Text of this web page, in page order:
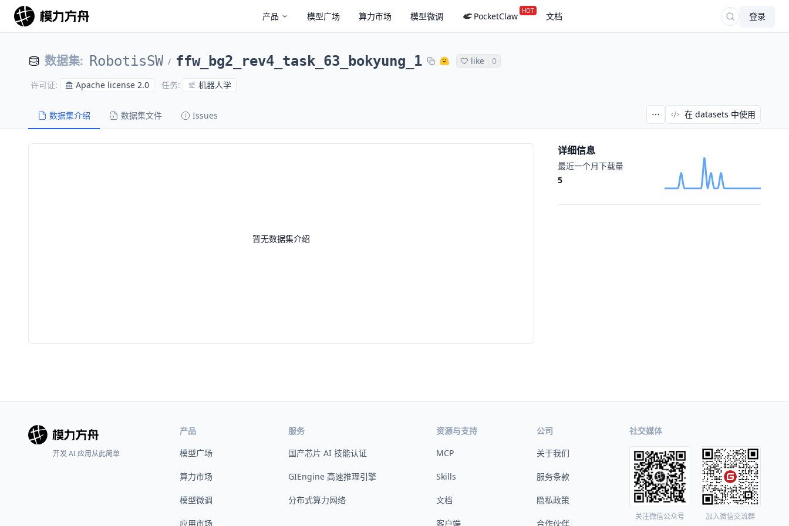
产品 模型广场 算力市场 模型微调 PocketClaw HOT 文档 登录
数据集: RobotisSW / ffw_bg2_rev4_task_63_bokyung_1 like 0
许可证: Apache license 2.0 任务: 机器人学
数据集介绍 数据集文件 Issues 在 datasets 中使用
暂无数据集介绍
详细信息
最近一个月下载量
5
开发 AI 应用从此简单
产品
模型广场
算力市场
模型微调
应用市场
服务
国产芯片 AI 技能认证
GIEngine 高速推理引擎
分布式算力网络
资源与支持
MCP
Skills
文档
客户端
公司
关于我们
服务条款
隐私政策
合作伙伴
社交媒体
关注微信公众号 加入微信交流群